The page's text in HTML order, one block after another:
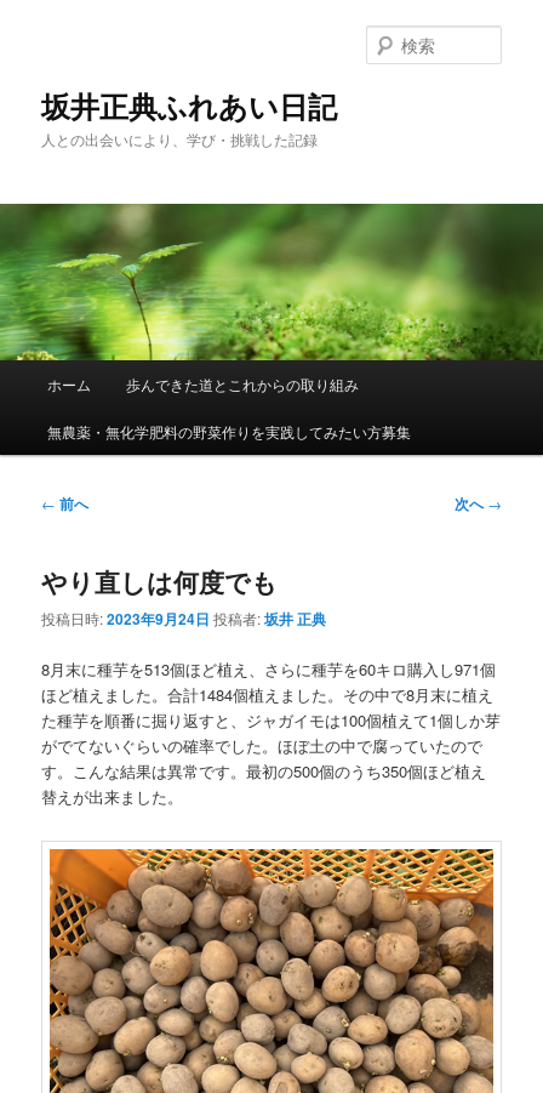
へ
動
坂井正典ふれあい日記
人との出会いにより、学び・挑戦した記録
索
メ
ホーム 歩んできた道とこれからの取り組み
無農薬・無化学肥料の野菜作りを実践してみたい方募集
投
ビ
ゲ
ー
ョ
ン
← 前へ 次へ→
やり直しは何度でも
投稿日時:2023年9月24日 投稿者:坂井 正典
8月末に種芋を513個ほど植え、さらに種芋を60キロ購入し971個
ほど植えました。合計1484個植えました。その中で8月末に植え
た種芋を順番に掘り返すと、ジャガイモは100個植えて1個しか芽
がでてないぐらいの確率でした。ほぼ土の中で腐っていたので
す。こんな結果は異常です。最初の500個のうち350個ほど植え
替えが出来ました。